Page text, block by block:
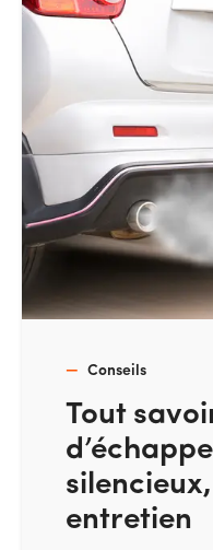
Conseils
Tout
entretien